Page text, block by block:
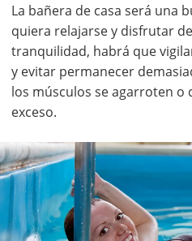
La bañera de casa será una
quiera relajarse y disfrutar
tranquilidad, habrá que
y evitar permanecer
los músculos se agarroten o
exceso.